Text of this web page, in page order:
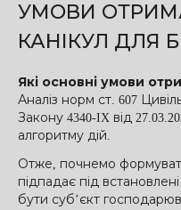
УМОВИ
КАНІКУЛ ДЛЯ
Які основні умови
Аналіз норм ст. 607
Закону 4340-IX від
алгоритму дій.
Отже, почнемо
підпадає під
бути суб’єкт